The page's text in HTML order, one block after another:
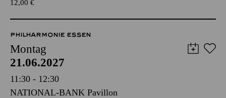
12,00 €
PHILHARMONIE ESSEN
Montag
21.06.2027
11:30 - 12:30
NATIONAL-BANK Pavillon